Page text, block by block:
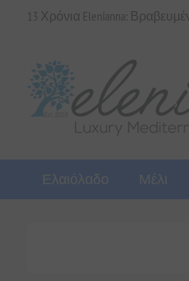
13 Χρόνια Elenianna:
Ελαιόλαδο Μέλι